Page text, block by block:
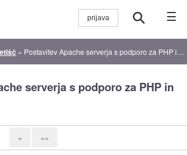
☰
» Postavitev Apache serverja s podporo za PHP in MySQL
serverja s podporo za PHP in
» »»